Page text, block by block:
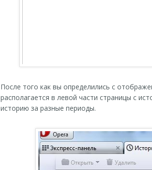
После того как вы определились с
располагается в левой части страницы с
историю за разные периоды.